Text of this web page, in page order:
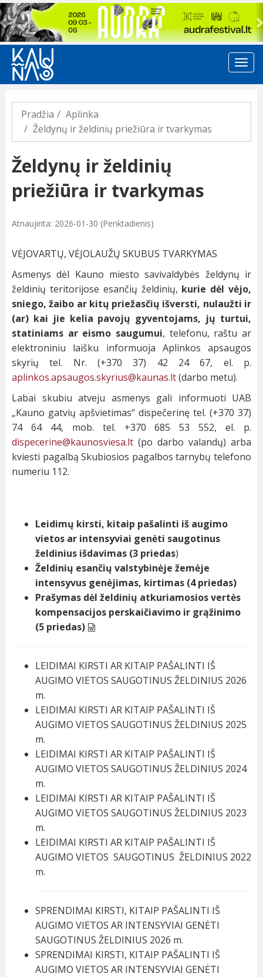
Previous
Pradžia
Aplinka
Želdynų ir želdinių priežiūra ir tvarkymas
Želdynų ir želdinių
priežiūra ir tvarkymas
Atnaujinta: 2026-01-30 (Penktadienis)
VĖJOVARTŲ, VĖJOLAUŽŲ SKUBUS TVARKYMAS
Asmenys dėl Kauno miesto savivaldybės želdynų ir
želdinių teritorijose esančių želdinių, kurie dėl vėjo,
sniego, žaibo ar kitų priežasčių išversti, nulaužti ir
(ar) kai jie kelia pavojų gyventojams, jų turtui,
statiniams ar eismo saugumui, telefonu, raštu ar
elektroniniu laišku informuoja Aplinkos apsaugos
skyrių tel. Nr. (+370 37) 42 24 67, el. p.
aplinkos.apsaugos.skyrius@kaunas.lt(darbo metu).
Labai skubiu atveju asmenys gali informuoti UAB
„Kauno gatvių apšvietimas“ dispečerinę tel. (+370 37)
74 64 44, mob. tel. +370 685 53 552, el. p.
dispecerine@kaunosviesa.lt (po darbo valandų) arba
kviesti pagalbą Skubiosios pagalbos tarnybų telefono
numeriu 112.
Leidimų kirsti, kitaip pašalinti iš augimo
vietos ar intensyviai genėti saugotinus
želdinius išdavimas (3 priedas)
Želdinių esančių valstybinėje žemėje
intensyvus genėjimas, kirtimas (4 priedas)
Prašymas dėl želdinių atkuriamosios vertės
kompensacijos perskaičiavimo ir grąžinimo
(5 priedas)
LEIDIMAI KIRSTI AR KITAIP PAŠALINTI IŠ
AUGIMO VIETOS SAUGOTINUS ŽELDINIUS 2026
m.
LEIDIMAI KIRSTI AR KITAIP PAŠALINTI IŠ
AUGIMO VIETOS SAUGOTINUS ŽELDINIUS 2025
m.
LEIDIMAI KIRSTI AR KITAIP PAŠALINTI IŠ
AUGIMO VIETOS SAUGOTINUS ŽELDINIUS 2024
m.
LEIDIMAI KIRSTI AR KITAIP PAŠALINTI IŠ
AUGIMO VIETOS SAUGOTINUS ŽELDINIUS 2023
m.
LEIDIMAI KIRSTI AR KITAIP PAŠALINTI IŠ
AUGIMO VIETOS SAUGOTINUS ŽELDINIUS 2022
m.
SPRENDIMAI KIRSTI, KITAIP PAŠALINTI IŠ
AUGIMO VIETOS AR INTENSYVIAI GENĖTI
SAUGOTINUS ŽELDINIUS 2026 m.
SPRENDIMAI KIRSTI, KITAIP PAŠALINTI IŠ
AUGIMO VIETOS AR INTENSYVIAI GENĖTI